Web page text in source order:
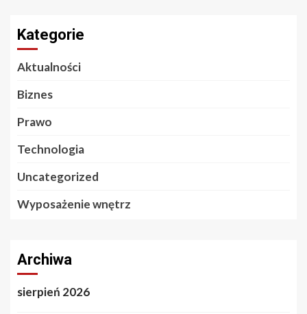
Kategorie
Aktualności
Biznes
Prawo
Technologia
Uncategorized
Wyposażenie wnętrz
Archiwa
sierpień 2026